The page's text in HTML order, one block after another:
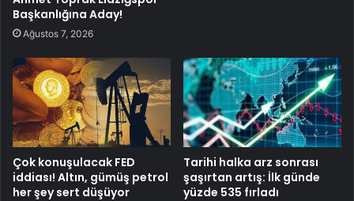
Başkanlığına Aday!
Ağustos 7, 2026
Çok konuşulacak FED
iddiası! Altın, gümüş petrol
her şey sert düşüyor
Tarihi halka arz sonrası
şaşırtan artış: İlk günde
yüzde 535 fırladı